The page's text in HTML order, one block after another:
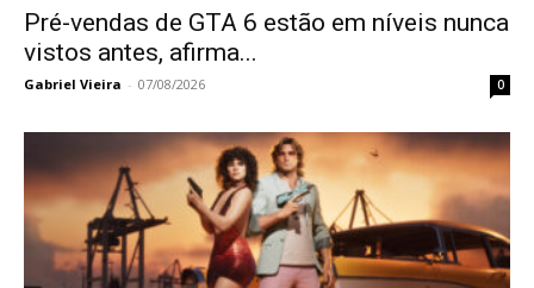
Pré-vendas de GTA 6 estão em níveis nunca
vistos antes, afirma...
Gabriel Vieira - 07/08/2026 0